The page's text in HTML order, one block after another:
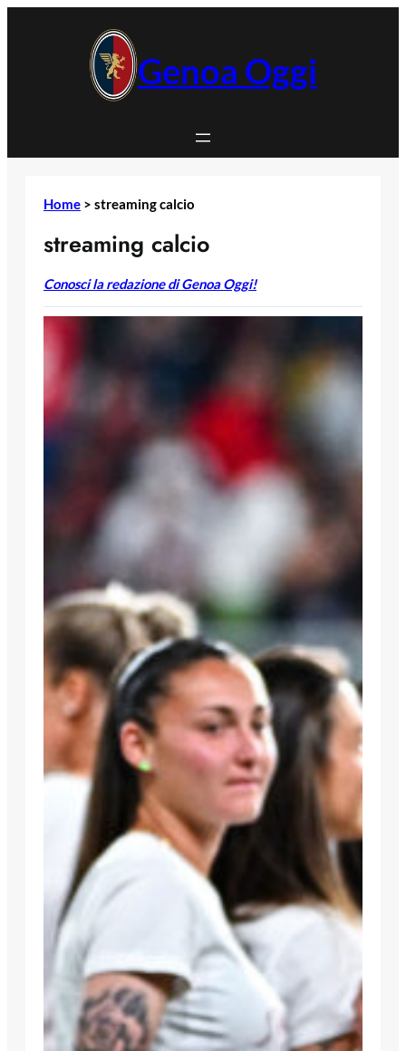
Genoa Oggi
Home > streaming calcio
streaming calcio
Conosci la redazione di Genoa Oggi!